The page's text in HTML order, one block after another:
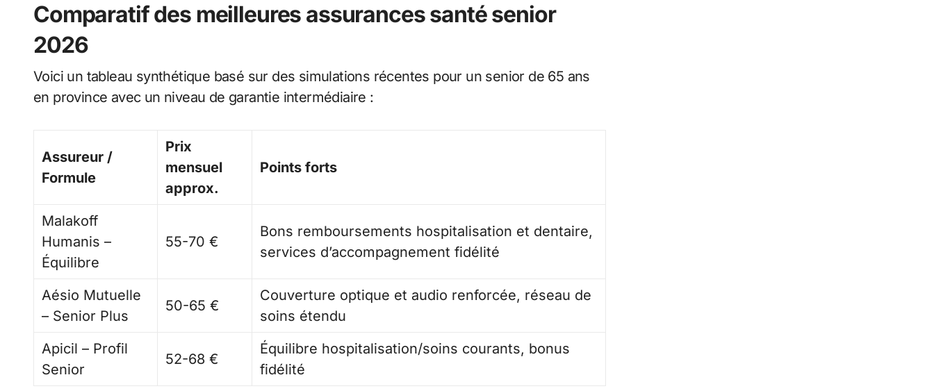
Comparatif des meilleures assurances santé senior
2026
Voici un tableau synthétique basé sur des simulations récentes pour un senior de 65 ans
en province avec un niveau de garantie intermédiaire :
Assureur /
Formule
Prix
mensuel
approx.
Points forts
Malakoff
Humanis –
Équilibre
55-70 €
Bons remboursements hospitalisation et dentaire,
services d’accompagnement fidélité
Aésio Mutuelle
– Senior Plus
50-65 €
Couverture optique et audio renforcée, réseau de
soins étendu
Apicil – Profil
Senior
52-68 €
Équilibre hospitalisation/soins courants, bonus
fidélité